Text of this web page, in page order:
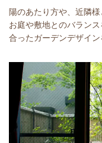
陽のあたり方や、近隣
お庭や敷地とのバラン
合ったガーデンデザイン